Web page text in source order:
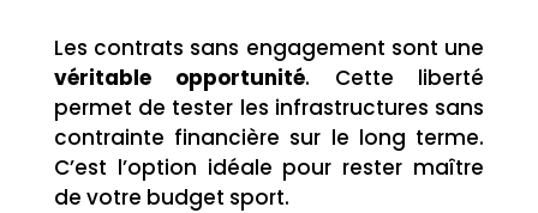
Les contrats sans engagement sont une
véritable opportunité. Cette liberté
permet de tester les infrastructures sans
contrainte financière sur le long terme.
C’est l’option idéale pour rester maître
de votre budget sport.